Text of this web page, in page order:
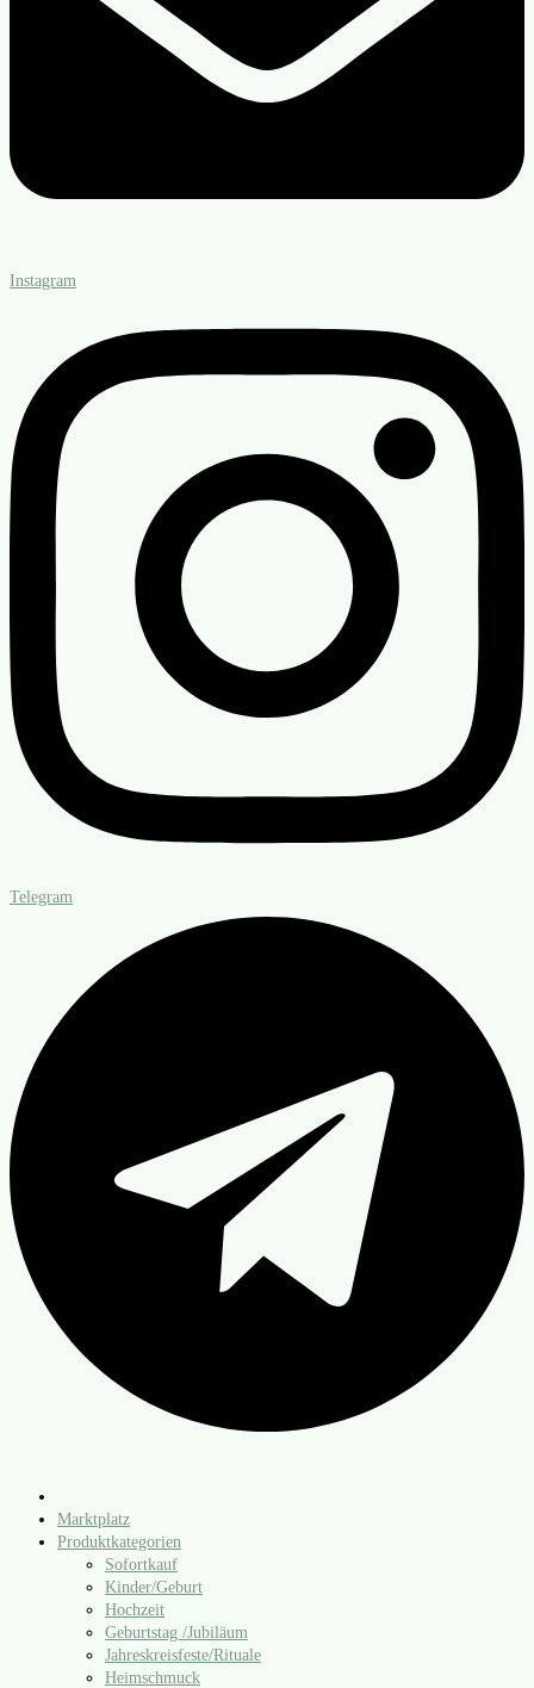
Instagram
Telegram
Marktplatz
Produktkategorien
Sofortkauf
Kinder/​Geburt
Hochzeit
Geburtstag /​Jubiläum
Jahreskreisfeste/​Rituale
Heimschmuck